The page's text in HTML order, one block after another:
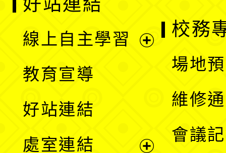
線上自主學習
單
教育宣導
好站連結
處室連結
校務
場地
維修
會議